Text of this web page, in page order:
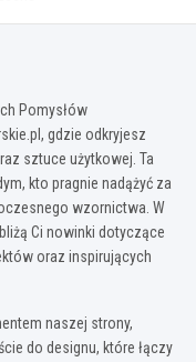
Pomysłów
gdzie odkryjesz
sztuce użytkowej. Ta
kto pragnie nadążyć za
wzornictwa. W
Ci nowinki dotyczące
oraz inspirujących
naszej strony,
do designu, które łączy